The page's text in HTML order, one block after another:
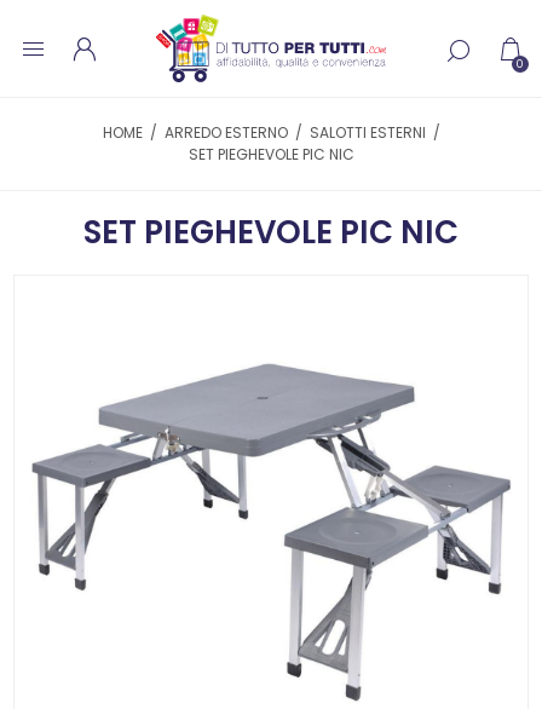
0
HOME / ARREDO ESTERNO / SALOTTI ESTERNI /
SET PIEGHEVOLE PIC NIC
SET PIEGHEVOLE PIC NIC